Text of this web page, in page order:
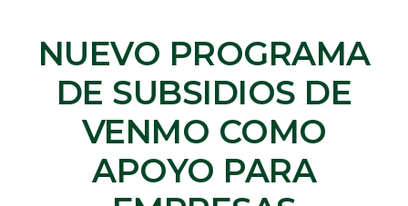
NUEVO PROGRAMA
DE SUBSIDIOS DE
VENMO COMO
APOYO PARA